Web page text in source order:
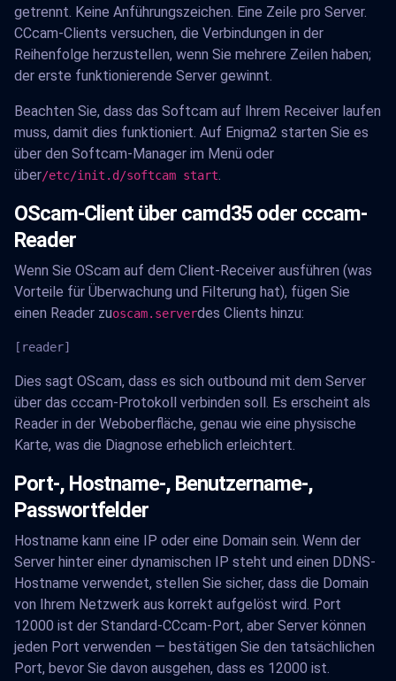
getrennt. Keine Anführungszeichen. Eine Zeile pro Server.
CCcam-Clients versuchen, die Verbindungen in der
Reihenfolge herzustellen, wenn Sie mehrere Zeilen haben;
der erste funktionierende Server gewinnt.
Beachten Sie, dass das Softcam auf Ihrem Receiver laufen
muss, damit dies funktioniert. Auf Enigma2 starten Sie es
über den Softcam-Manager im Menü oder
über/etc/init.d/softcam start.
OScam-Client über camd35 oder cccam-
Reader
Wenn Sie OScam auf dem Client-Receiver ausführen (was
Vorteile für Überwachung und Filterung hat), fügen Sie
einen Reader zuoscam.serverdes Clients hinzu:
[reader]
Dies sagt OScam, dass es sich outbound mit dem Server
über das cccam-Protokoll verbinden soll. Es erscheint als
Reader in der Weboberfläche, genau wie eine physische
Karte, was die Diagnose erheblich erleichtert.
Port-, Hostname-, Benutzername-,
Passwortfelder
Hostname kann eine IP oder eine Domain sein. Wenn der
Server hinter einer dynamischen IP steht und einen DDNS-
Hostname verwendet, stellen Sie sicher, dass die Domain
von Ihrem Netzwerk aus korrekt aufgelöst wird. Port
12000 ist der Standard-CCcam-Port, aber Server können
jeden Port verwenden — bestätigen Sie den tatsächlichen
Port, bevor Sie davon ausgehen, dass es 12000 ist.